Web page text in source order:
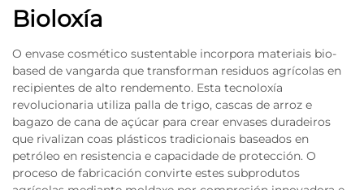
Bioloxía
O envase cosmético sustentable incorpora materiais bio-
based de vangarda que transforman residuos agrícolas en
recipientes de alto rendemento. Esta tecnoloxía
revolucionaria utiliza palla de trigo, cascas de arroz e
bagazo de cana de açúcar para crear envases duradeiros
que rivalizan coas plásticos tradicionais baseados en
petróleo en resistencia e capacidade de protección. O
proceso de fabricación convirte estes subprodutos